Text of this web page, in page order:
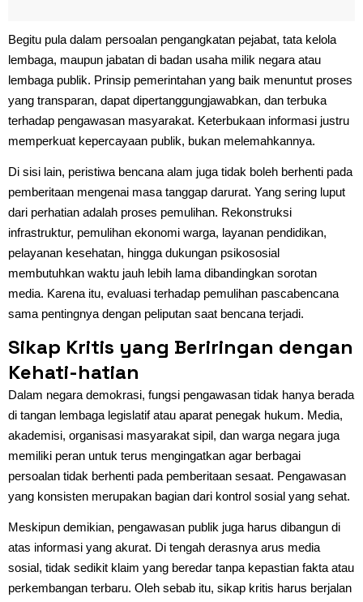
Begitu pula dalam persoalan pengangkatan pejabat, tata kelola
lembaga, maupun jabatan di badan usaha milik negara atau
lembaga publik. Prinsip pemerintahan yang baik menuntut proses
yang transparan, dapat dipertanggungjawabkan, dan terbuka
terhadap pengawasan masyarakat. Keterbukaan informasi justru
memperkuat kepercayaan publik, bukan melemahkannya.
Di sisi lain, peristiwa bencana alam juga tidak boleh berhenti pada
pemberitaan mengenai masa tanggap darurat. Yang sering luput
dari perhatian adalah proses pemulihan. Rekonstruksi
infrastruktur, pemulihan ekonomi warga, layanan pendidikan,
pelayanan kesehatan, hingga dukungan psikososial
membutuhkan waktu jauh lebih lama dibandingkan sorotan
media. Karena itu, evaluasi terhadap pemulihan pascabencana
sama pentingnya dengan peliputan saat bencana terjadi.
Sikap Kritis yang Beriringan dengan
Kehati-hatian
Dalam negara demokrasi, fungsi pengawasan tidak hanya berada
di tangan lembaga legislatif atau aparat penegak hukum. Media,
akademisi, organisasi masyarakat sipil, dan warga negara juga
memiliki peran untuk terus mengingatkan agar berbagai
persoalan tidak berhenti pada pemberitaan sesaat. Pengawasan
yang konsisten merupakan bagian dari kontrol sosial yang sehat.
Meskipun demikian, pengawasan publik juga harus dibangun di
atas informasi yang akurat. Di tengah derasnya arus media
sosial, tidak sedikit klaim yang beredar tanpa kepastian fakta atau
perkembangan terbaru. Oleh sebab itu, sikap kritis harus berjalan